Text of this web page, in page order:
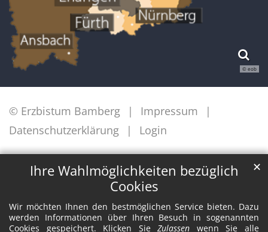
Ihre Wahlmöglichkeiten bezüglich
Cookies
Wir möchten Ihnen den bestmöglichen Service bieten. Dazu
werden Informationen über Ihren Besuch in sogenannten
Cookies gespeichert. Klicken SieZulassen wenn Sie alle
✕
© eob
© Erzbistum Bamberg
Impressum
Datenschutzerklärung
Login